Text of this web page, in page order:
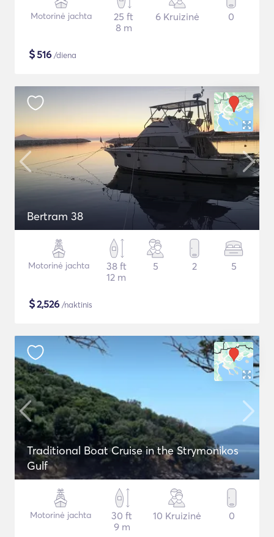
Motorinė jachta
25 ft
8 m
6 Kruizinė 0
$516 /diena
Bertram 38
Motorinė jachta
38 ft
12 m
5 2 5
$2,526 /naktinis
Traditional Boat Cruise in the Strymonikos
Gulf
Motorinė jachta
30 ft
9 m
10 Kruizinė 0